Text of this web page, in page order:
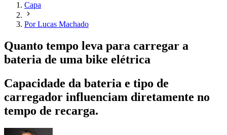
Capa
Por Lucas Machado
Quanto tempo leva para carregar a
bateria de uma bike elétrica
Capacidade da bateria e tipo de
carregador influenciam diretamente no
tempo de recarga.